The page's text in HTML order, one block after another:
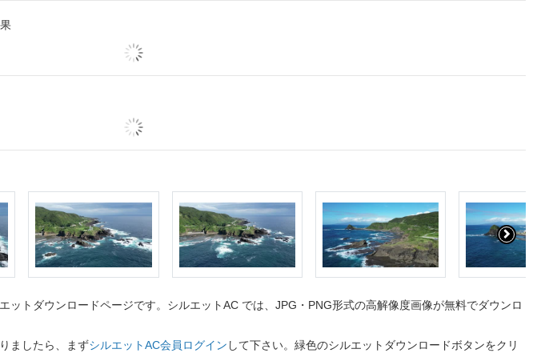
ットダウンロードページです。シルエットAC では、JPG・PNG形式の高解像度画像が無料でダウンロ
ましたら、まずシルエットAC会員ログイン して下さい。緑色のシルエットダウンロードボタンをクリ